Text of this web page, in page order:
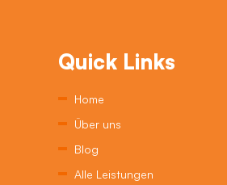
Quick Links
Home
Über uns
Blog
Alle Leistungen